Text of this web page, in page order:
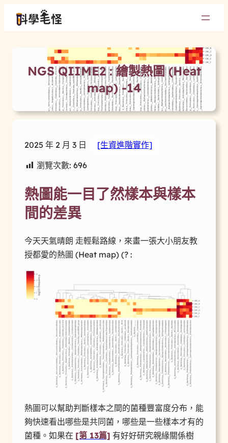
NGS QIIME2 : 繪製熱圖 (Heat
map) -14
2025 年 2 月 3 日
[生資進階實作]
瀏覽次數: 696
熱圖能一目了然樣本與樣本
間的差異
今天天氣晴朗 走輕鬆路線，來畫一張大小朋友教
授都愛的熱圖 (Heat map) (? :
熱圖可以幫助判斷樣本之間的菌種豐富度分布，能
夠快速看出哪些是共同菌，哪些是一些樣本才有的
菌種。如果在 [第 13篇] 有好好研究親緣關係樹